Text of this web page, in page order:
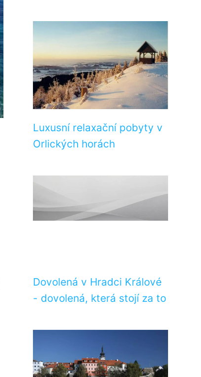
Luxusní relaxační pobyty v
Orlických horách
Dovolená v Hradci Králové
- dovolená, která stojí za to